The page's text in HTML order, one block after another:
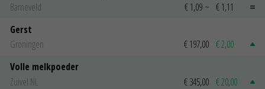
Barneveld
€ 1,09 ~ € 1,11
Gerst
Groningen
€ 197,00 € 2,00
Volle melkpoeder
Zuivel NL
€ 345,00 € 20,00